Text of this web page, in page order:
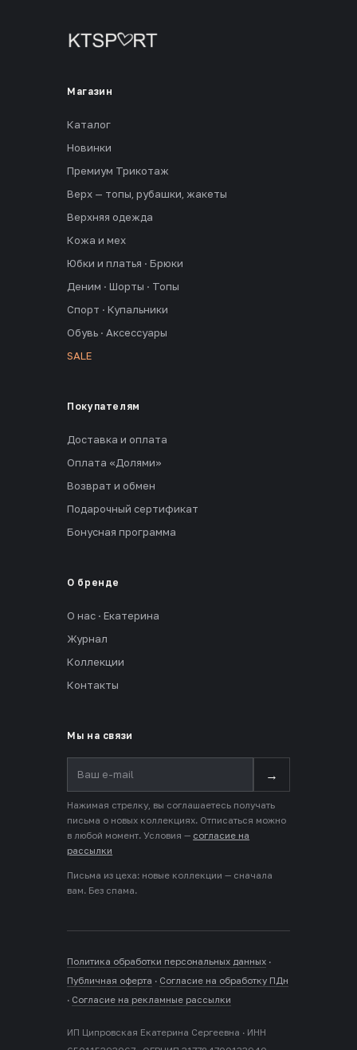
Магазин
Каталог
Новинки
Премиум Трикотаж
Верх — топы, рубашки, жакеты
Верхняя одежда
Кожа и мех
Юбки и платья · Брюки
Деним · Шорты · Топы
Спорт · Купальники
Обувь · Аксессуары
SALE
Покупателям
Доставка и оплата
Оплата «Долями»
Возврат и обмен
Подарочный сертификат
Бонусная программа
О бренде
О нас · Екатерина
Журнал
Коллекции
Контакты
Мы на связи
→
Нажимая стрелку, вы соглашаетесь получать
письма о новых коллекциях. Отписаться можно
в любой момент. Условия — согласие на
рассылки
Письма из цеха: новые коллекции — сначала
вам. Без спама.
Политика обработки персональных данных ·
Публичная оферта · Согласие на обработку ПДн
· Согласие на рекламные рассылки
ИП Ципровская Екатерина Сергеевна · ИНН